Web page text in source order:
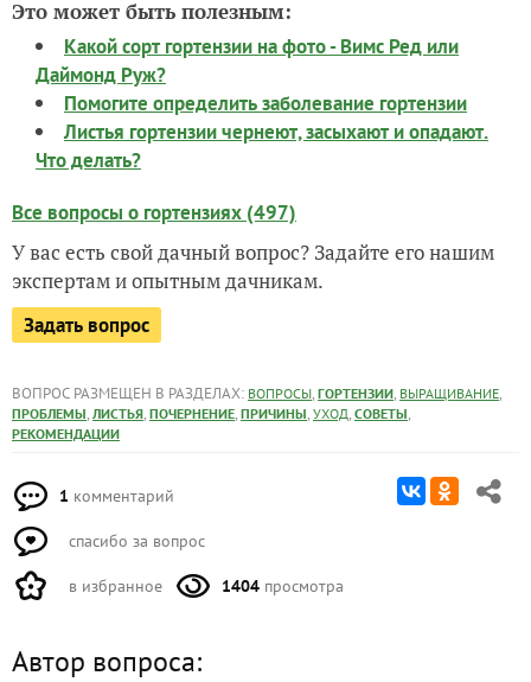
Это может быть полезным:
Какой сорт гортензии на фото - Вимс Ред или
Даймонд Руж?
Помогите определить заболевание гортензии
Листья гортензии чернеют, засыхают и опадают.
Что делать?
Все вопросы о гортензиях (497)
У вас есть свой дачный вопрос? Задайте его нашим
экспертам и опытным дачникам.
Задать вопрос
ВОПРОС РАЗМЕЩЕН В РАЗДЕЛАХ: ВОПРОСЫ, ГОРТЕНЗИИ, ВЫРАЩИВАНИЕ,
ПРОБЛЕМЫ, ЛИСТЬЯ, ПОЧЕРНЕНИЕ, ПРИЧИНЫ, УХОД, СОВЕТЫ,
РЕКОМЕНДАЦИИ
1 комментарий
спасибо за вопрос
в избранное 1404 просмотра
Автор вопроса: